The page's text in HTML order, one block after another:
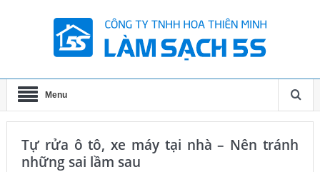
Menu
Tự rửa ô tô, xe máy tại nhà – Nên tránh
những sai lầm sau